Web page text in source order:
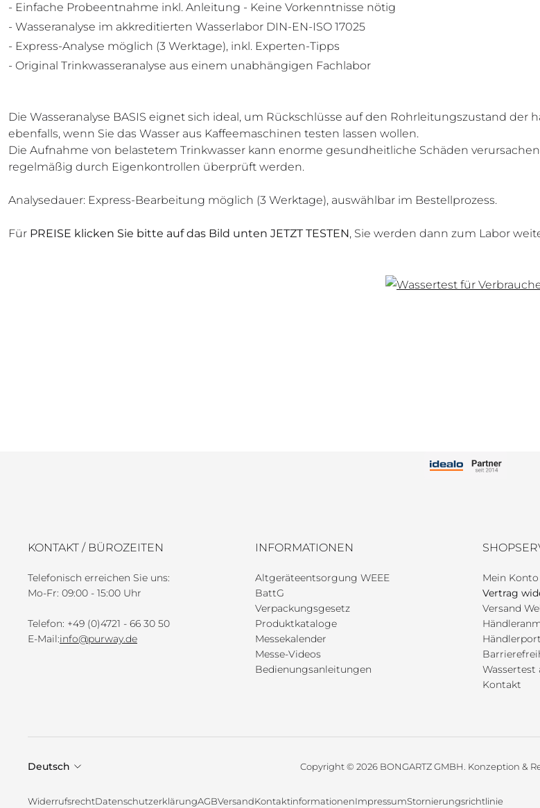
- Einfache Probeentnahme inkl. Anleitung - Keine Vorkenntnisse nötig
- Wasseranalyse im akkreditierten Wasserlabor DIN-EN-ISO 17025
- Express-Analyse möglich (3 Werktage), inkl. Experten-Tipps
- Original Trinkwasseranalyse aus einem unabhängigen Fachlabor
Die Wasseranalyse BASIS eignet sich ideal, um Rückschlüsse auf den Rohrleitungszustand
ebenfalls, wenn Sie das Wasser aus Kaffeemaschinen testen lassen wollen.
Die Aufnahme von belastetem Trinkwasser kann enorme gesundheitliche Schäden
regelmäßig durch Eigenkontrollen überprüft werden.
Analysedauer: Express-Bearbeitung möglich (3 Werktage), auswählbar im Bestellprozess.
Für PREISE klicken Sie bitte auf das Bild unten JETZT TESTEN, Sie werden dann zum Labor
KONTAKT / BÜROZEITEN
Telefonisch erreichen Sie uns:
Mo-Fr: 09:00 - 15:00 Uhr
Telefon: +49 (0)4721 - 66 30 50
E-Mail:info@purway.de
INFORMATIONEN
Altgeräteentsorgung WEEE
BattG
Verpackungsgesetz
Produktkataloge
Messekalender
Messe-Videos
Bedienungsanleitungen
Mein Konto
Vertrag
Versand
Wassertest
Kontakt
Deutsch Copyright © 2026 BONGARTZ GMBH. Konzeption &
WiderrufsrechtDatenschutzerklärungAGBVersandKontaktinformationenImpressumStornierungsrichtlinie